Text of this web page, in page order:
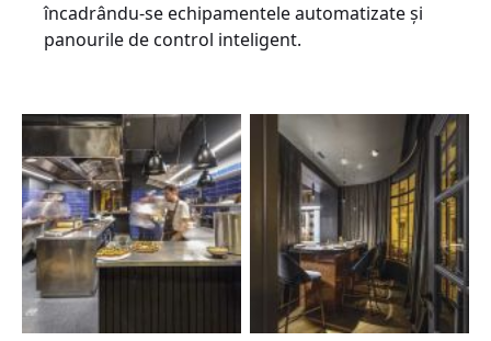
încadrându-se echipamentele automatizate și
panourile de control inteligent.